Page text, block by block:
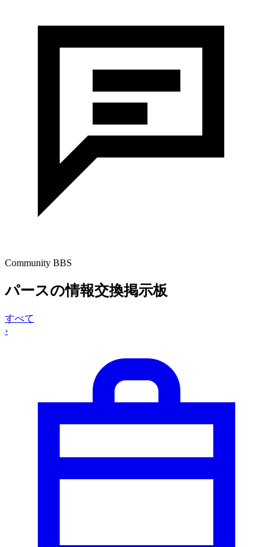
Community BBS
パースの情報交換掲示板
すべて
›